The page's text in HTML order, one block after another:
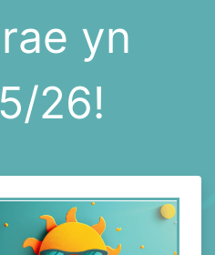
yn
26!